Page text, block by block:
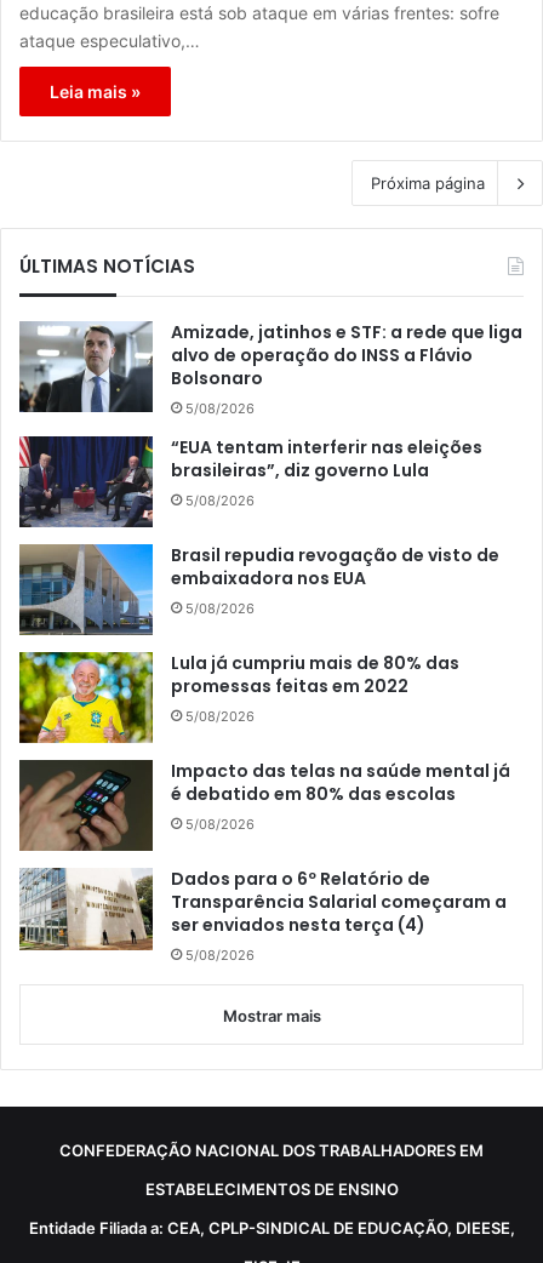
educação brasileira está sob ataque em várias frentes: sofre
ataque especulativo,…
Leia mais »
Próxima página
ÚLTIMAS NOTÍCIAS
Amizade, jatinhos e STF: a rede que liga
alvo de operação do INSS a Flávio
Bolsonaro
5/08/2026
“EUA tentam interferir nas eleições
brasileiras”, diz governo Lula
5/08/2026
Brasil repudia revogação de visto de
embaixadora nos EUA
5/08/2026
Lula já cumpriu mais de 80% das
promessas feitas em 2022
5/08/2026
Impacto das telas na saúde mental já
é debatido em 80% das escolas
5/08/2026
Dados para o 6º Relatório de
Transparência Salarial começaram a
ser enviados nesta terça (4)
5/08/2026
Mostrar mais
CONFEDERAÇÃO NACIONAL DOS TRABALHADORES EM
ESTABELECIMENTOS DE ENSINO
Entidade Filiada a: CEA, CPLP-SINDICAL DE EDUCAÇÃO, DIEESE,